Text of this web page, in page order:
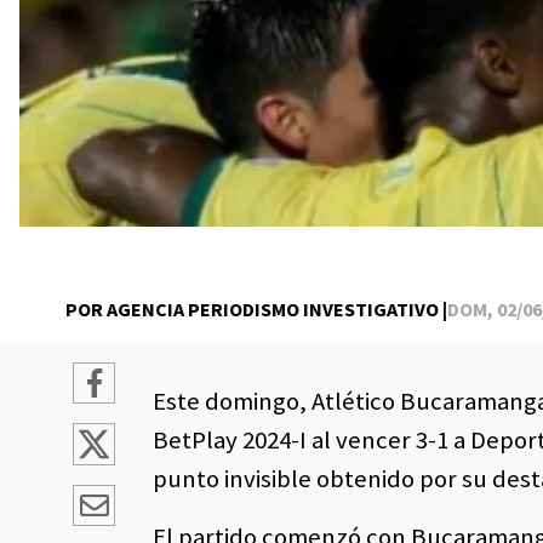
POR AGENCIA PERIODISMO INVESTIGATIVO |DOM, 02/
Este domingo, Atlético
BetPlay 2024-I al vencer 3-1 a
punto invisible obtenido por su